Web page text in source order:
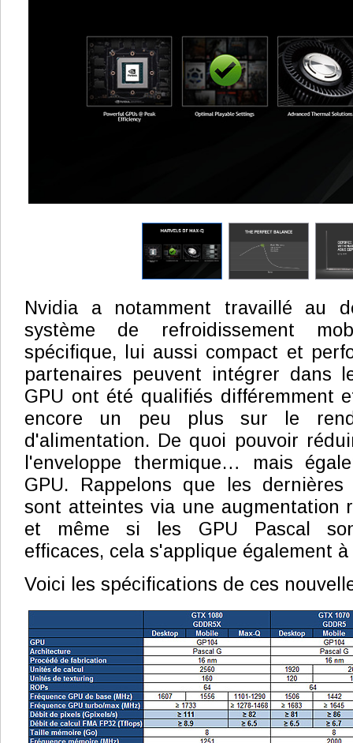
Nvidia a notamment travaillé au
système de refroidissement
spécifique, lui aussi compact et
partenaires peuvent intégrer dans
GPU ont été qualifiés différemment
encore un peu plus sur le
d'alimentation. De quoi pouvoir
l'enveloppe thermique… mais
GPU. Rappelons que les
sont atteintes via une augmentation
et même si les GPU Pascal
efficaces, cela s'applique également à
Voici les spécifications de ces